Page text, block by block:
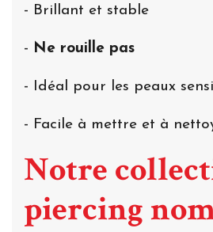
- Brillant et stable
- Ne rouille pas
- Idéal pour les peaux
- Facile à mettre et à
Notre
piercing